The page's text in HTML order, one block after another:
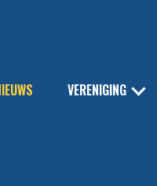
VERENIGING